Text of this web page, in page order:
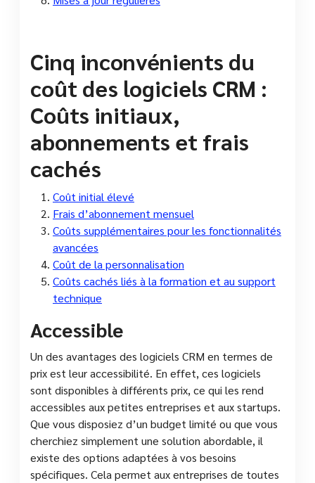
Cinq inconvénients du
coût des logiciels CRM :
Coûts initiaux,
abonnements et frais
cachés
Coût initial élevé
Frais d’abonnement mensuel
Coûts supplémentaires pour les fonctionnalités
avancées
Coût de la personnalisation
Coûts cachés liés à la formation et au support
technique
Accessible
Un des avantages des logiciels CRM en termes de
prix est leur accessibilité. En effet, ces logiciels
sont disponibles à différents prix, ce qui les rend
accessibles aux petites entreprises et aux startups.
Que vous disposiez d’un budget limité ou que vous
cherchiez simplement une solution abordable, il
existe des options adaptées à vos besoins
spécifiques. Cela permet aux entreprises de toutes